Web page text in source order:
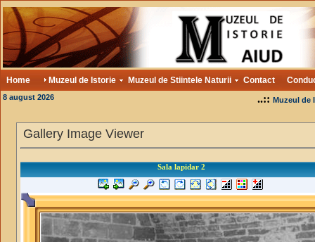
Home Muzeul de Istorie Muzeul de Stiintele Naturii Contact
8 august 2026 ..:: Muzeul de
Gallery Image Viewer
Sala lapidar 2